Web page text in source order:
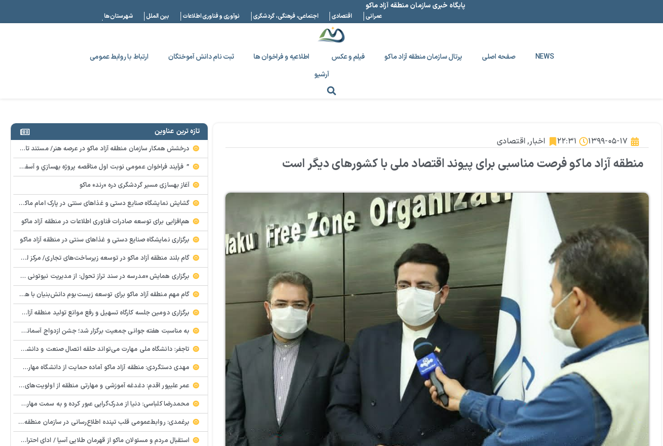
پایگاه خبری سازمان منطقه آزاد ماکو
عمرانی اقتصادی اجتماعی، فرهنگی، گردشگری نوآوری و فناوری اطلاعات بین الملل شهرستان ها
NEWS صفحه اصلی پرتال سازمان منطقه آزاد ماکو فیلم و عکس اطلاعیه و فراخوان ها ثبت نام دانش آموختگان
ارتباط با روابط عمومی
آرشیو
۱۳۹۹-۰۵-۱۷ ۲۲:۳۱ اخبار, اقتصادی
منطقه آزاد ماکو فرصت مناسبی برای پیوند اقتصاد ملی با کشورهای دیگر است
تازه ترین عناوین
درخشش همکار سازمان منطقه آزاد ماکو در عرصه هنر/ مستند تاریخی «زری خانم» به کارگردانی احد عبادی رونمایی شد
” فرآيند فراخوان عمومي نوبت اول مناقصه پروژه بهسازي و آسفالت راه و پاركينگ مجموعه آب درماني شهرستان شوط منطقه آزاد ماكو “
آغاز بهسازی مسیر گردشگری دره «رند» ماکو
گشایش نمایشگاه صنایع دستی و غذاهای سنتی در پارک امام ماکو با محوریت توانمندسازی زنان
هم‌افزایی برای توسعه صادرات فناوری اطلاعات در منطقه آزاد ماکو
برگزاری نمایشگاه صنایع دستی و غذاهای سنتی در منطقه آزاد ماکو
گام بلند منطقه آزاد ماکو در توسعه زیرساخت‌های تجاری/ مرکز لجستیک مرزی بازرگان تصویب شد
️برگزاری همایش «مدرسه در سند تراز تحول: از مدیریت نیوتونی به رهبری کوانتومی» با مشارکت سازمان منطقه آزاد ماکو
گام مهم منطقه آزاد ماکو برای توسعه زیست‌بوم دانش‌بنیان با همکاری مرکز نوآوری و شتابدهنده‌های استارتاپ
برگزاری دومین جلسه کارگاه تسهیل و رفع موانع تولید منطقه آزاد ماکو
به مناسبت هفته جوانی جمعیت برگزار شد؛ جشن ازدواج آسمانی و ازدواج آسان در شهرستان پلدشت
تاجفر: دانشگاه ملی مهارت می‌تواند حلقه اتصال صنعت و دانشگاه باشد
مهدی دستگردی: منطقه آزاد ماکو آماده حمایت از دانشگاه مهارت‌محور است
عمر علیپور اقدم: دغدغه آموزشی و مهارتی منطقه از اولویت‌های اصلی ماست
محمدرضا کلباسی: دنیا از مدرک‌گرایی عبور کرده و به سمت مهارت حرکت می‌کند
برغمدی: روابط‌عمومی قلب تپنده اطلاع‌رسانی در سازمان منطقه آزاد ماکو است
استقبال مردم و مسئولان ماکو از قهرمان طلایی آسیا / ادای احترام ابوالفضل پیشه‌ور به شهدای گمنام